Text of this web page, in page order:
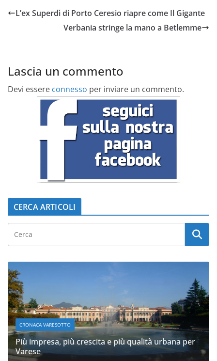
L’ex Superdì di Porto Ceresio riapre come Il Gigante
Verbania stringe la mano a Betlemme
Lascia un commento
Devi essere connesso per inviare un commento.
CERCA ARTICOLI
CRONACA VARESOTTO
Più impresa, più crescita e più qualità urbana per
Varese